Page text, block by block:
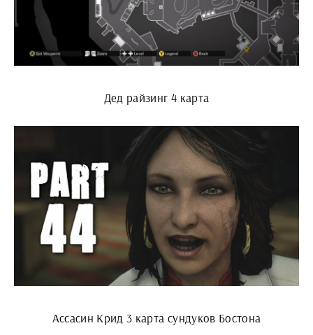
Дед райзинг 4 карта
Ассасин Крид 3 карта сундуков Бостона